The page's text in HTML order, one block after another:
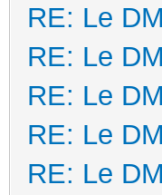
RE: Le
RE: Le
RE: Le
RE: Le
RE: Le